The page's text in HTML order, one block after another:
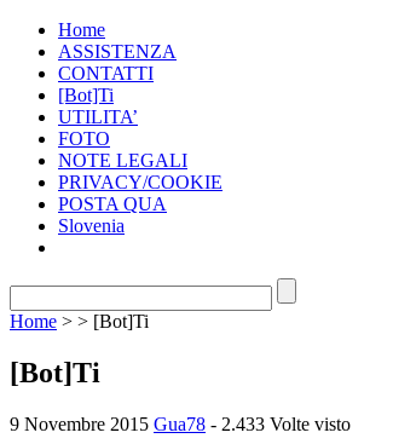
Home
ASSISTENZA
CONTATTI
[Bot]Ti
UTILITA’
FOTO
NOTE LEGALI
PRIVACY/COOKIE
POSTA QUA
Slovenia
Home > > [Bot]Ti
[Bot]Ti
9 Novembre 2015 Gua78 - 2.433 Volte visto